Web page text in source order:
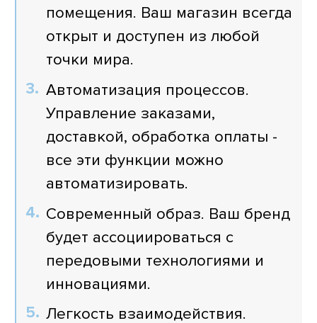
помещения. Ваш магазин всегда
открыт и доступен из любой
точки мира.
Автоматизация процессов.
Управление заказами,
доставкой, обработка оплаты -
все эти функции можно
автоматизировать.
Современный образ. Ваш бренд
будет ассоциироваться с
передовыми технологиями и
инновациями.
Легкость взаимодействия.